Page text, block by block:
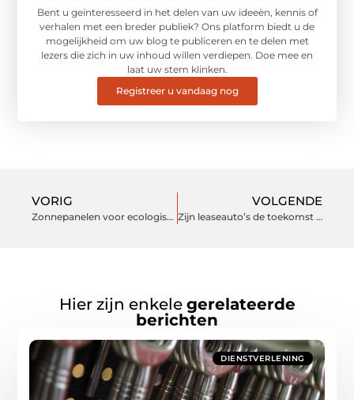
Bent u geïnteresseerd in het delen van uw ideeën, kennis of
verhalen met een breder publiek? Ons platform biedt u de
mogelijkheid om uw blog te publiceren en te delen met
lezers die zich in uw inhoud willen verdiepen. Doe mee en
laat uw stem klinken.
Registreer u vandaag nog
VORIG
Zonnepanelen voor ecologischere toekomst
VOLGENDE
Zijn leaseauto’s de toekomst op de weg?
Hier zijn enkele gerelateerde
berichten
DIENSTVERLENING